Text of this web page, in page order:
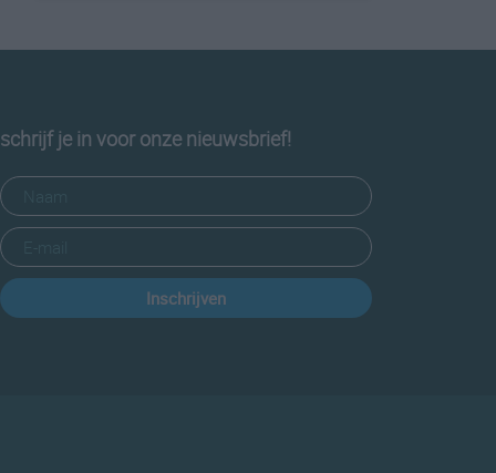
schrijf je in voor onze nieuwsbrief!
Inschrijven